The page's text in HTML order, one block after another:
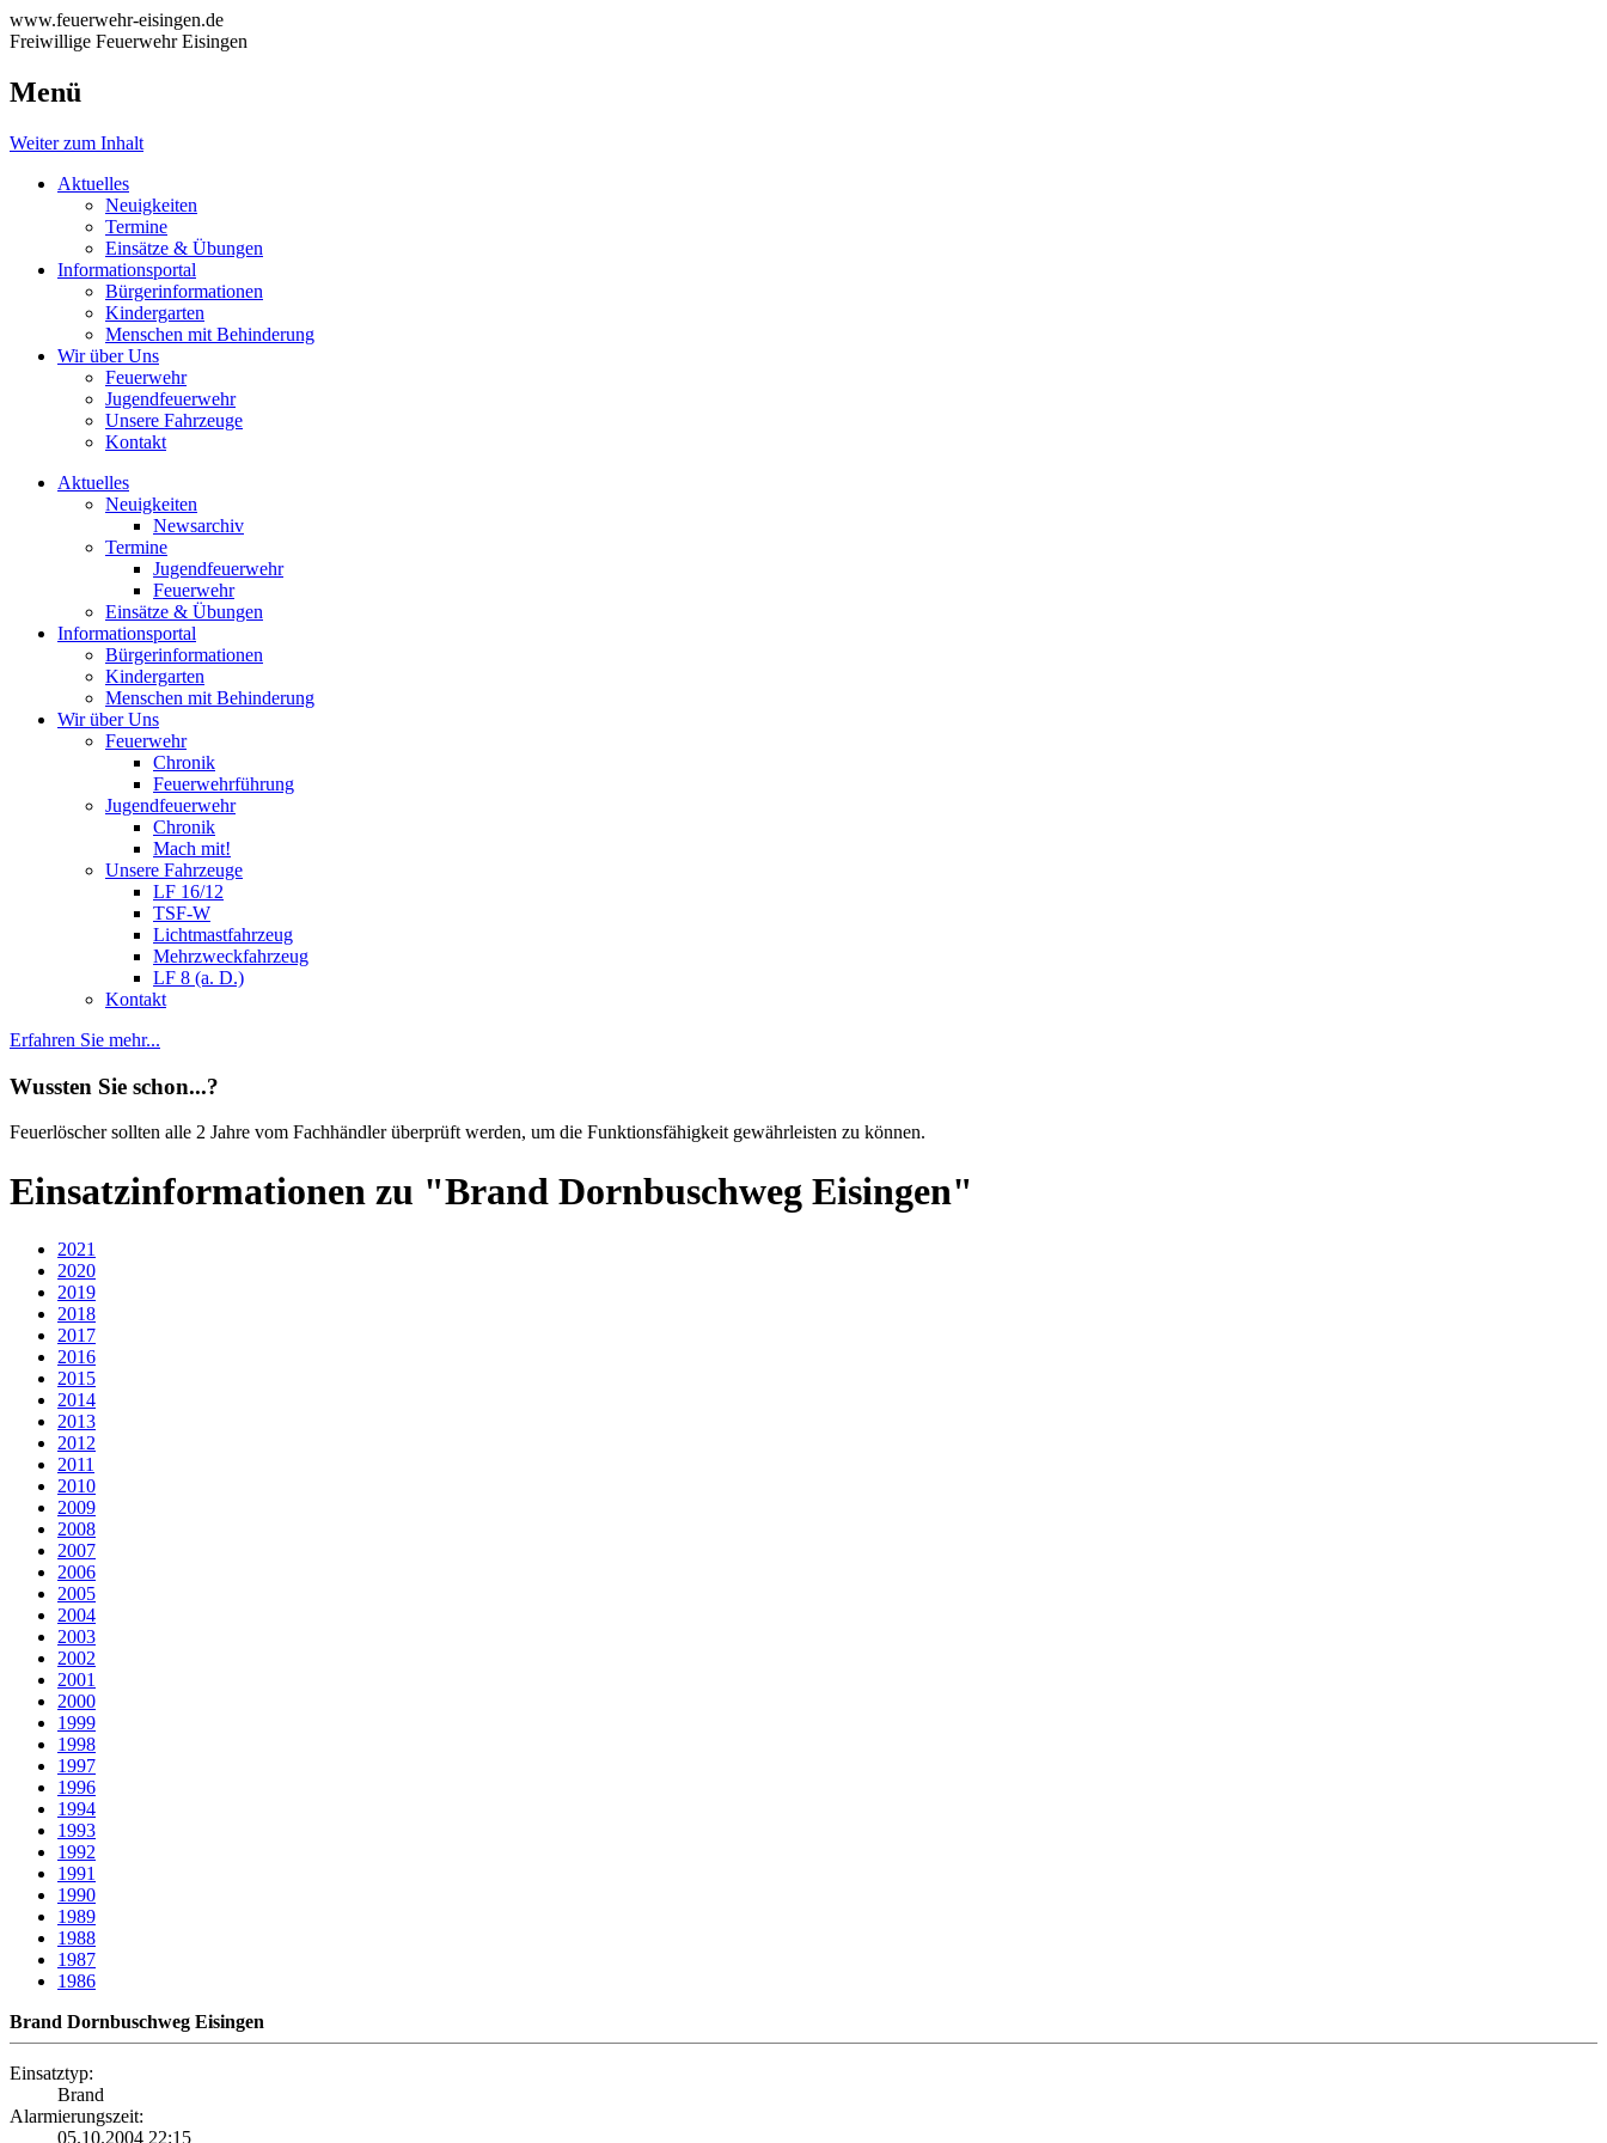
www.feuerwehr-eisingen.de
Freiwillige Feuerwehr Eisingen
Menü
Weiter zum Inhalt
Aktuelles
Neuigkeiten
Termine
Einsätze & Übungen
Informationsportal
Bürgerinformationen
Kindergarten
Menschen mit Behinderung
Wir über Uns
Feuerwehr
Jugendfeuerwehr
Unsere Fahrzeuge
Kontakt
Aktuelles
Neuigkeiten
Newsarchiv
Termine
Jugendfeuerwehr
Feuerwehr
Einsätze & Übungen
Informationsportal
Bürgerinformationen
Kindergarten
Menschen mit Behinderung
Wir über Uns
Feuerwehr
Chronik
Feuerwehrführung
Jugendfeuerwehr
Chronik
Mach mit!
Unsere Fahrzeuge
LF 16/12
TSF-W
Lichtmastfahrzeug
Mehrzweckfahrzeug
LF 8 (a. D.)
Kontakt
Erfahren Sie mehr...
Wussten Sie schon...?
Feuerlöscher sollten alle 2 Jahre vom Fachhändler überprüft werden, um die Funktionsfähigkeit gewährleisten zu können.
Einsatzinformationen zu "Brand Dornbuschweg Eisingen"
2021
2020
2019
2018
2017
2016
2015
2014
2013
2012
2011
2010
2009
2008
2007
2006
2005
2004
2003
2002
2001
2000
1999
1998
1997
1996
1994
1993
1992
1991
1990
1989
1988
1987
1986
Brand Dornbuschweg Eisingen
Einsatztyp:
Brand
Alarmierungszeit:
05.10.2004 22:15